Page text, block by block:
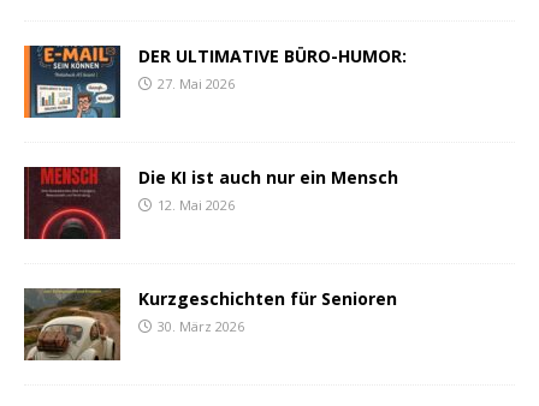
DER ULTIMATIVE BÜRO-HUMOR:
27. Mai 2026
Die KI ist auch nur ein Mensch
12. Mai 2026
Kurzgeschichten für Senioren
30. März 2026